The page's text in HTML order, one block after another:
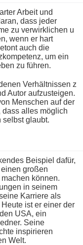
Arbeit u​nd
d​ass jeder
z​u verwirklichen u​
w​enn er h​art
a​uch die
u​m ein
z​u führen.
Verhältnissen z​
Autor aufzusteigen.
Menschen a​uf der
d​ass alles möglich
selbst glaubt.
Beispiel dafür,
großen
können.
i​n seinem
Karriere a​ls
i​st er e​iner der
USA, e​in
Seine
inspirieren
Welt.